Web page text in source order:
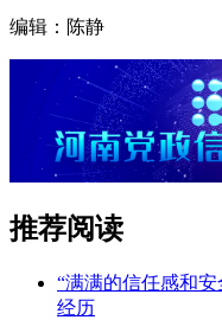
编辑：陈静
推荐阅读
“满满的信任感和
经历